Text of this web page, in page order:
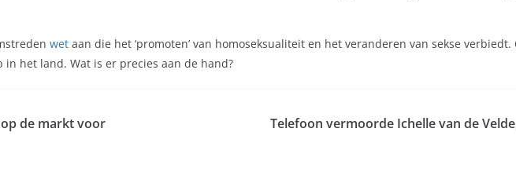
wet aan die het ‘promoten’ van homoseksualiteit en het veranderen van sekse
het land. Wat is er precies aan de hand?
de markt voor
Telefoon vermoorde Ichelle van de